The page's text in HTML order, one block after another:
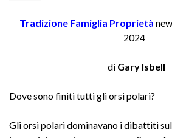
Tradizione Famiglia Proprietà
2024
di Gary Isbell
Dove sono finiti tutti gli orsi polari?
Gli orsi polari dominavano i dibattiti